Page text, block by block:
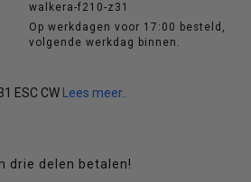
walkera-f210-z31
Op werkdagen voor 17:00 besteld,
volgende werkdag binnen.
ESC CW Lees meer..
drie delen betalen!